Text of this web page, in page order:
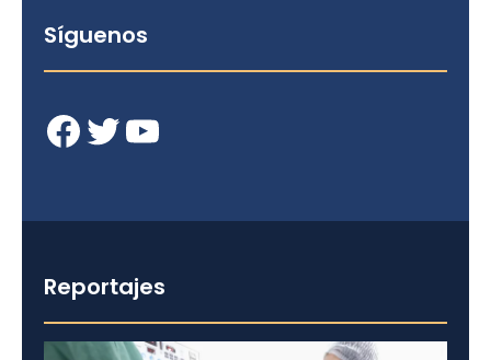
Síguenos
Facebook Twitter YouTube
Reportajes